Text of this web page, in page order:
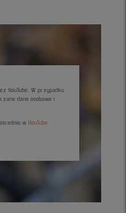
YouTube. W przypadku
dane osobowe i
w YouTube